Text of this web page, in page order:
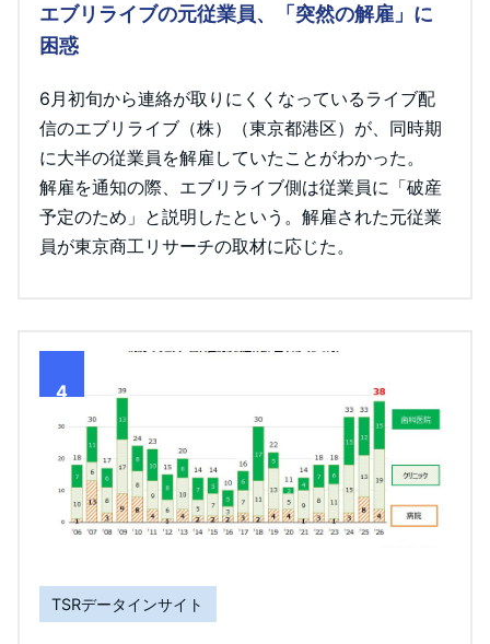
エブリライブの元従業員、「突然の解雇」に
困惑
6月初旬から連絡が取りにくくなっているライブ配
信のエブリライブ（株）（東京都港区）が、同時期
に大半の従業員を解雇していたことがわかった。
解雇を通知の際、エブリライブ側は従業員に「破産
予定のため」と説明したという。解雇された元従業
員が東京商工リサーチの取材に応じた。
4
TSRデータインサイト